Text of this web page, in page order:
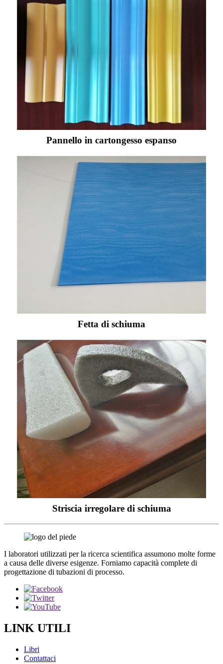
Pannello in cartongesso espanso
Fetta di schiuma
Striscia irregolare di schiuma
I laboratori utilizzati per la ricerca scientifica assumono molte forme
a causa delle diverse esigenze. Forniamo capacità complete di
progettazione di tubazioni di processo.
LINK UTILI
Libri
Contattaci